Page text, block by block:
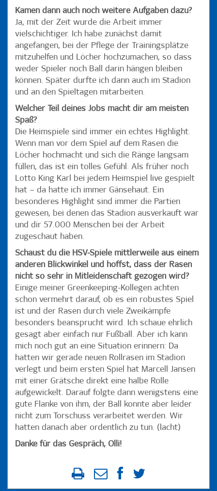
Kamen dann auch noch weitere Aufgaben dazu?
Ja, mit der Zeit wurde die Arbeit immer
vielschichtiger. Ich habe zunächst damit
angefangen, bei der Pflege der Trainingsplätze
mitzuhelfen und Löcher hochzumachen, so dass
weder Spieler noch Ball darin hängen bleiben
können. Später durfte ich dann auch im Stadion
und an den Spieltagen mitarbeiten.
Welcher Teil deines Jobs macht dir am meisten
Spaß?
Die Heimspiele sind immer ein echtes Highlight.
Wenn man vor dem Spiel auf dem Rasen die
Löcher hochmacht und sich die Ränge langsam
füllen, das ist ein tolles Gefühl. Als früher noch
Lotto King Karl bei jedem Heimspiel live gespielt
hat – da hatte ich immer Gänsehaut. Ein
besonderes Highlight sind immer die Partien
gewesen, bei denen das Stadion ausverkauft war
und dir 57.000 Menschen bei der Arbeit
zugeschaut haben.
Schaust du die HSV-Spiele mittlerweile aus einem
anderen Blickwinkel und hoffst, dass der Rasen
nicht so sehr in Mitleidenschaft gezogen wird?
Einige meiner Greenkeeping-Kollegen achten
schon vermehrt darauf, ob es ein robustes Spiel
ist und der Rasen durch viele Zweikämpfe
besonders beansprucht wird. Ich schaue ehrlich
gesagt aber einfach nur Fußball. Aber ich kann
mich noch gut an eine Situation erinnern: Da
hatten wir gerade neuen Rollrasen im Stadion
verlegt und beim ersten Spiel hat Marcell Jansen
mit einer Grätsche direkt eine halbe Rolle
aufgewickelt. Darauf folgte dann wenigstens eine
gute Flanke von ihm, der Ball konnte aber leider
nicht zum Torschuss verarbeitet werden. Wir
hatten danach aber ordentlich zu tun. (lacht)
Danke für das Gespräch, Olli!